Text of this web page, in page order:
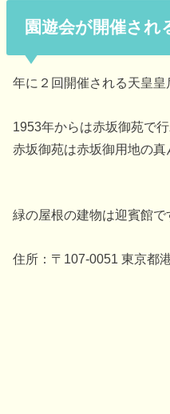
園遊会が開催され
年に２回開催される天皇皇
1953年からは赤坂御苑で行
赤坂御苑は赤坂御用地の真
緑の屋根の建物は迎賓館で
住所：〒107-0051 東京都